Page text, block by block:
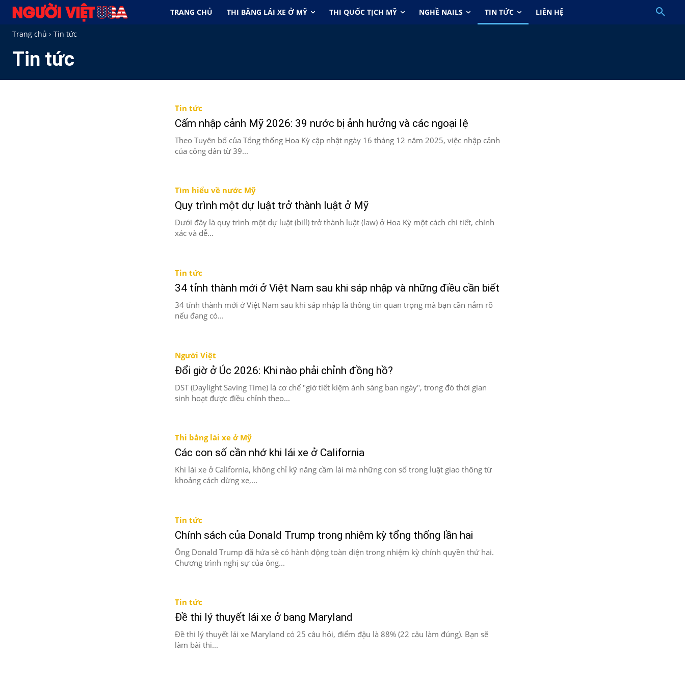
TRANG CHỦ THI BẰNG LÁI XE Ở MỸ THI QUỐC TỊCH MỸ NGHỀ NAILS TIN TỨC LIÊN HỆ
Trang chủ Tin tức
Tin tức
Tin tức
Cấm nhập cảnh Mỹ 2026: 39 nước bị ảnh hưởng và các ngoại lệ
Theo Tuyên bố của Tổng thống Hoa Kỳ cập nhật ngày 16 tháng 12 năm 2025, việc nhập cảnh
của công dân từ 39...
Tìm hiểu về nước Mỹ
Quy trình một dự luật trở thành luật ở Mỹ
Dưới đây là quy trình một dự luật (bill) trở thành luật (law) ở Hoa Kỳ một cách chi tiết, chính
xác và dễ...
Tin tức
34 tỉnh thành mới ở Việt Nam sau khi sáp nhập và những điều cần biết
34 tỉnh thành mới ở Việt Nam sau khi sáp nhập là thông tin quan trọng mà bạn cần nắm rõ
nếu đang có...
Người Việt
Đổi giờ ở Úc 2026: Khi nào phải chỉnh đồng hồ?
DST (Daylight Saving Time) là cơ chế "giờ tiết kiệm ánh sáng ban ngày", trong đó thời gian
sinh hoạt được điều chỉnh theo...
Thi bằng lái xe ở Mỹ
Các con số cần nhớ khi lái xe ở California
Khi lái xe ở California, không chỉ kỹ năng cầm lái mà những con số trong luật giao thông từ
khoảng cách dừng xe,...
Tin tức
Chính sách của Donald Trump trong nhiệm kỳ tổng thống lần hai
Ông Donald Trump đã hứa sẽ có hành động toàn diện trong nhiệm kỳ chính quyền thứ hai.
Chương trình nghị sự của ông...
Tin tức
Đề thi lý thuyết lái xe ở bang Maryland
Đề thi lý thuyết lái xe Maryland có 25 câu hỏi, điểm đậu là 88% (22 câu làm đúng). Bạn sẽ
làm bài thi...